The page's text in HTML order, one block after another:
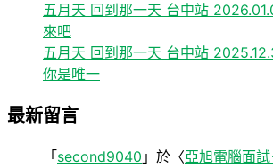
五月天 回到那一天 台中站
來吧
五月天 回到那一天 台中站
你是唯一
最新留言
「second9040 」於〈亞旭電腦面